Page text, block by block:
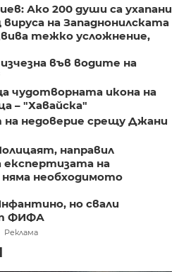
Ако 200 души са ухапани
на Западнонилската
тежко усложнение,
във водите на
чудотворната икона на
– "Хавайска"
недоверие срещу Джани
направил
експертизата на
необходимото
но свали
ФИФА
Реклама